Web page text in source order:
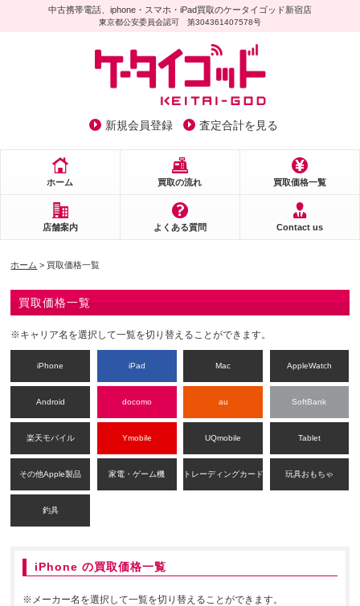
中古携帯電話、iphone・スマホ・iPad買取のケータイゴッド新宿店
東京都公安委員会認可 第304361407578号
新規会員登録 査定合計を見る
ホーム 買取の流れ 買取価格一覧
店舗案内 よくある質問 Contact us
ホーム > 買取価格一覧
買取価格一覧
※キャリア名を選択して一覧を切り替えることができます。
iPhone iPad Mac AppleWatch
Android docomo au SoftBank
楽天モバイル Ymobile UQmobile Tablet
その他Apple製品 家電・ゲーム機 トレーディングカード 玩具おもちゃ
釣具
iPhone の買取価格一覧
※メーカー名を選択して一覧を切り替えることができます。